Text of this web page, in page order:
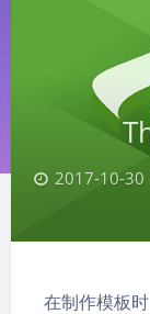
夜间模式
2017-10-30
在制作模板